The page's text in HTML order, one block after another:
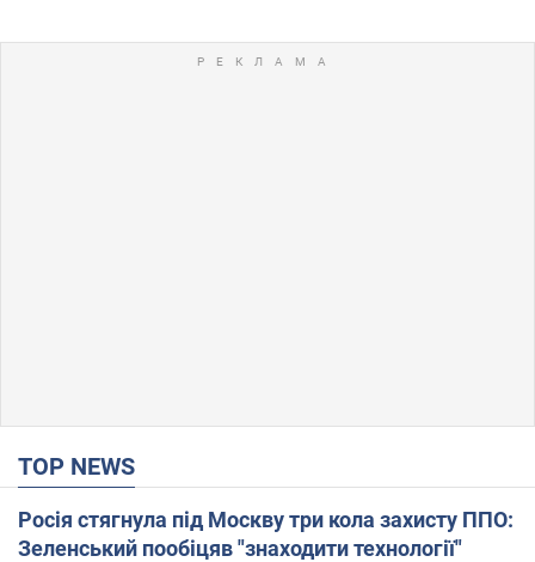
TOP NEWS
Росія стягнула під Москву три кола захисту ППО:
Зеленський пообіцяв "знаходити технології"